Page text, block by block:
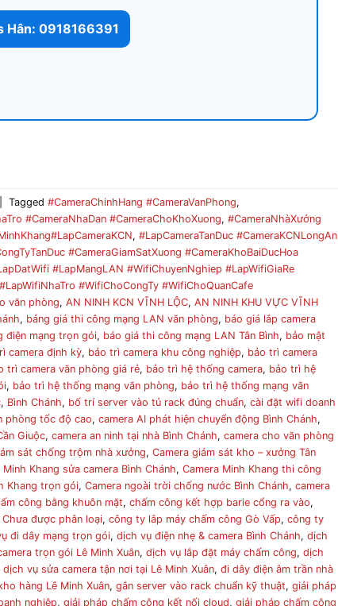
Hân: 0918166391
Tagged#CameraChinhHang #CameraVanPhong,
#CameraNhaDan #CameraChoKhoXuong,#CameraNhàXưởng
,#LapCameraTanDuc #CameraKCNLongAn
#CameraGiamSatXuong #CameraKhoBaiDucHoa
#LapMangLAN #WifiChuyenNghiep #LapWifiGiaRe
#WifiChoCongTy #WifiChoQuanCafe
văn phòng,AN NINH KCN VĨNH LỘC,AN NINH KHU VỰC VĨNH
, bảng giá thi công mạng LAN văn phòng, báo giá lắp camera
điện mạng trọn gói, báo giá thi công mạng LAN Tân Bình, bảo mật
camera định kỳ, bảo trì camera khu công nghiệp, bảo trì camera
trì camera văn phòng giá rẻ, bảo trì hệ thống camera, bảo trì hệ
, bảo trì hệ thống mạng văn phòng, bảo trì hệ thống mạng văn
, Bình Chánh, bố trí server vào tủ rack đúng chuẩn,cài đặt wifi doanh
phòng tốc độ cao,camera AI phát hiện chuyển động Bình Chánh,
Giuộc,camera an ninh tại nhà Bình Chánh,camera cho văn phòng
sát chống trộm nhà xưởng,Camera giám sát kho – xưởng Tân
Minh Khang sửa camera Bình Chánh,Camera Minh Khang thi công
Khang trọn gói,Camera ngoài trời chống nước Bình Chánh,camera
công bằng khuôn mặt,chấm công kết hợp barie cổng ra vào,
Chưa được phân loại,công ty lắp máy chấm công Gò Vấp,công ty
đi dây mạng trọn gói,dịch vụ điện nhẹ & camera Bình Chánh,dịch
trọn gói Lê Minh Xuân,dịch vụ lắp đặt máy chấm công,dịch
dịch vụ sửa camera tận nơi tại Lê Minh Xuân,đi dây điện âm trần nhà
hàng Lê Minh Xuân,gắn server vào rack chuẩn kỹ thuật,giải pháp
nghiệp,giải pháp chấm công kết nối cloud,giải pháp chấm công